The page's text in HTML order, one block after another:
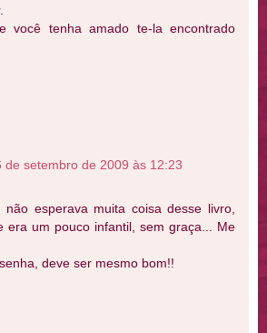
você tenha amado te-la encontrado
de setembro de 2009 às 12:23
não esperava muita coisa desse livro,
era um pouco infantil, sem graça... Me
deve ser mesmo bom!!